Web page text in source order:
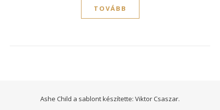
TOVÁBB
Ashe Child a sablont készítette: Viktor Csaszar.